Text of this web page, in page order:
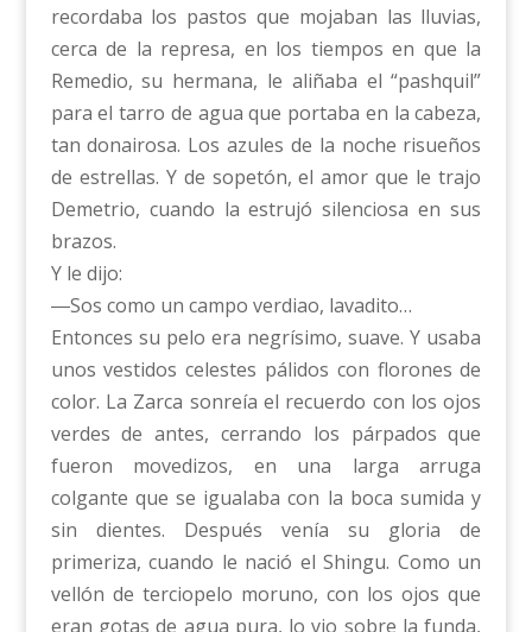
recordaba los pastos que mojaban las lluvias,
cerca de la represa, en los tiempos en que la
Remedio, su hermana, le aliñaba el “pashquil”
para el tarro de agua que portaba en la cabeza,
tan donairosa. Los azules de la noche risueños
de estrellas. Y de sopetón, el amor que le trajo
Demetrio, cuando la estrujó silenciosa en sus
brazos.
Y le dijo:
―Sos como un campo verdiao, lavadito…
Entonces su pelo era negrísimo, suave. Y usaba
unos vestidos celestes pálidos con florones de
color. La Zarca sonreía el recuerdo con los ojos
verdes de antes, cerrando los párpados que
fueron movedizos, en una larga arruga
colgante que se igualaba con la boca sumida y
sin dientes. Después venía su gloria de
primeriza, cuando le nació el Shingu. Como un
vellón de terciopelo moruno, con los ojos que
eran gotas de agua pura, lo vio sobre la funda,